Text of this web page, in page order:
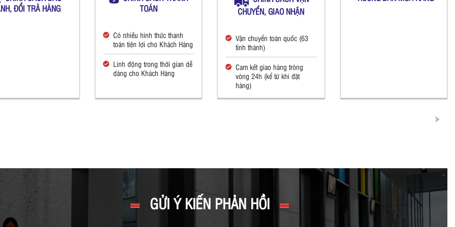
ĐỔI TRẢ HÀNG
TOÁN
Có nhiều hình thức thanh
toán tiện lợi cho Khách Hàng
Linh động trong thời gian dễ
dàng cho Khách Hàng
CHUYỂN, GIAO NHẬN
Vận chuyển toàn quốc (63
tỉnh thành)
Cam kết giao hàng tròng
vòng 24h (kể từ khi đặt
hàng)
GỬI Ý KIẾN PHẢN HỒI